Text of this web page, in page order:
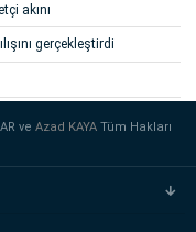
akını
gerçekleştirdi
veAzad KAYATüm Hakları